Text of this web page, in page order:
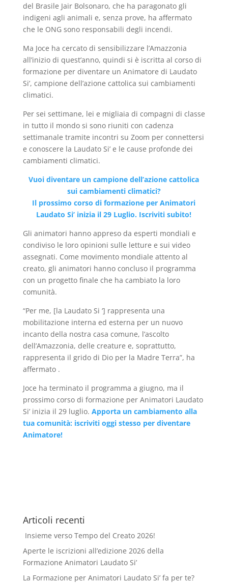
del Brasile Jair Bolsonaro, che ha paragonato gli
indigeni agli animali e, senza prove, ha affermato
che le ONG sono responsabili degli incendi.
Ma Joce ha cercato di sensibilizzare l’Amazzonia
all’inizio di quest’anno, quindi si è iscritta al corso di
formazione per diventare un Animatore di Laudato
Si’, campione dell’azione cattolica sui cambiamenti
climatici.
Per sei settimane, lei e migliaia di compagni di classe
in tutto il mondo si sono riuniti con cadenza
settimanale tramite incontri su Zoom per connettersi
e conoscere la Laudato Si’ e le cause profonde dei
cambiamenti climatici.
Vuoi diventare un campione dell’azione cattolica
sui cambiamenti climatici?
Il prossimo corso di formazione per Animatori
Laudato Si’ inizia il 29 Luglio. Iscriviti subito!
Gli animatori hanno appreso da esperti mondiali e
condiviso le loro opinioni sulle letture e sui video
assegnati. Come movimento mondiale attento al
creato, gli animatori hanno concluso il programma
con un progetto finale che ha cambiato la loro
comunità.
“Per me, [la Laudato Si ‘] rappresenta una
mobilitazione interna ed esterna per un nuovo
incanto della nostra casa comune, l’ascolto
dell’Amazzonia, delle creature e, soprattutto,
rappresenta il grido di Dio per la Madre Terra”, ha
affermato .
Joce ha terminato il programma a giugno, ma il
prossimo corso di formazione per Animatori Laudato
Si’ inizia il 29 luglio. Apporta un cambiamento alla
tua comunità: iscriviti oggi stesso per diventare
Animatore!
Articoli recenti
Insieme verso Tempo del Creato 2026!
Aperte le iscrizioni all’edizione 2026 della
Formazione Animatori Laudato Si’
La Formazione per Animatori Laudato Si’ fa per te?